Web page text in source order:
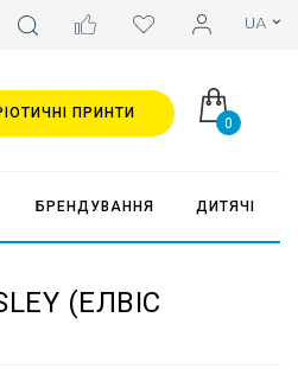
0
БРЕНДУВАННЯ ДИТЯЧІ
ПРИНТИ
(ЕЛВІС